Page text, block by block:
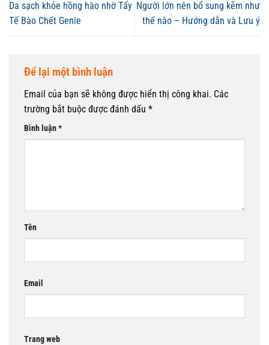
Da sạch khỏe hồng hào nhờ Tẩy
Tế Bào Chết Genie
Người lớn nên bổ sung kẽm như
thế nào – Hướng dẫn và Lưu ý
Để lại một bình luận
Email của bạn sẽ không được hiển thị công khai. Các
trường bắt buộc được đánh dấu *
Bình luận*
Tên
Email
Trang web